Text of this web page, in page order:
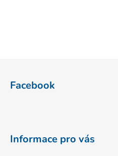
Facebook
Informace pro vás